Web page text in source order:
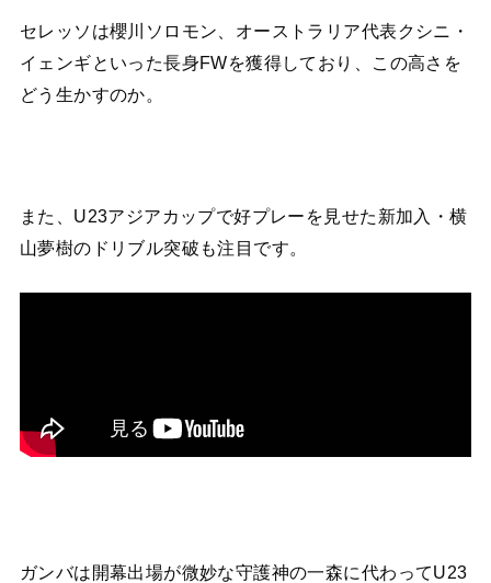
セレッソは櫻川ソロモン、オーストラリア代表クシニ・
イェンギといった長身FWを獲得しており、この高さを
どう生かすのか。
また、U23アジアカップで好プレーを見せた新加入・横
山夢樹のドリブル突破も注目です。
ガンバは開幕出場が微妙な守護神の一森に代わってU23